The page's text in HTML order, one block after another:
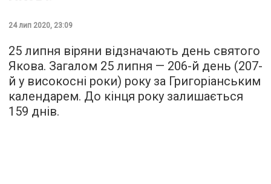
24 лип 2020, 23:09
25 липня віряни відзначають день святого
Якова. Загалом 25 липня — 206-й день (207-
й у високосні роки) року за Григоріанським
календарем. До кінця року залишається
159 днів.